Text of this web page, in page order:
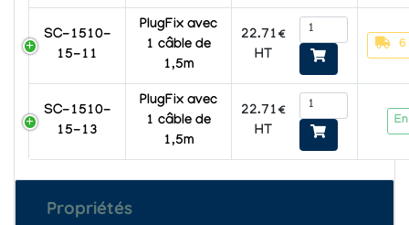
SC-1510-
15-11
PlugFix avec
1 câble de
1,5m
22.71€
HT
6
SC-1510-
15-13
PlugFix avec
1 câble de
1,5m
22.71€
HT
Propriétés